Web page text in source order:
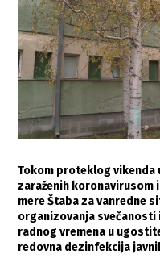
Tokom proteklog vikenda
zaraženih koronavirusom
mere Štaba za vanredne
organizovanja
radnog vremena u
redovna dezinfekcija